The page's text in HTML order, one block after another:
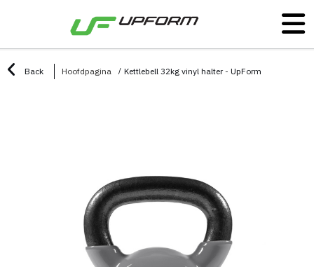
Back Hoofdpagina Kettlebell 32kg vinyl halter - UpForm